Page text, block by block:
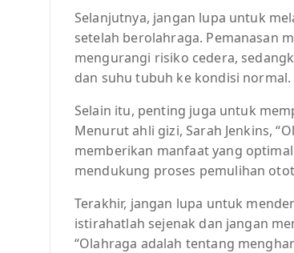
Selanjutnya, jangan lupa untuk
setelah berolahraga. Pemanasan
mengurangi risiko cedera,
dan suhu tubuh ke kondisi normal.
Selain itu, penting juga untuk
Menurut ahli gizi, Sarah Jenkins,
memberikan manfaat yang
mendukung proses pemulihan
Terakhir, jangan lupa untuk
istirahatlah sejenak dan jangan
“Olahraga adalah tentang